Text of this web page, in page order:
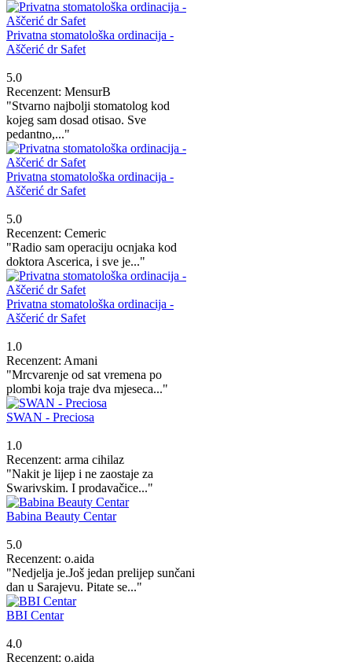
Privatna stomatološka ordinacija -
Aščerić dr Safet
5.0
Recenzent: MensurB
"Stvarno najbolji stomatolog kod
kojeg sam dosad otisao. Sve
pedantno,..."
Privatna stomatološka ordinacija -
Aščerić dr Safet
5.0
Recenzent: Cemeric
"Radio sam operaciju ocnjaka kod
doktora Ascerica, i sve je..."
Privatna stomatološka ordinacija -
Aščerić dr Safet
1.0
Recenzent: Amani
"Mrcvarenje od sat vremena po
plombi koja traje dva mjeseca..."
SWAN - Preciosa
1.0
Recenzent: arma cihilaz
"Nakit je lijep i ne zaostaje za
Swarivskim. I prodavačice..."
Babina Beauty Centar
5.0
Recenzent: o.aida
"Nedjelja je.Još jedan prelijep sunčani
dan u Sarajevu. Pitate se..."
BBI Centar
4.0
Recenzent: o.aida